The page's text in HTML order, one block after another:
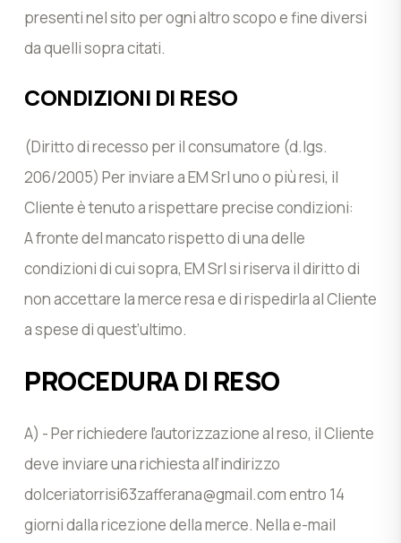
presenti nel sito per ogni altro scopo e fine diversi
da quelli sopra citati.
CONDIZIONI DI RESO
(Diritto di recesso per il consumatore (d.lgs.
206/2005) Per inviare a EM Srl uno o più resi, il
Cliente è tenuto a rispettare precise condizioni:
A fronte del mancato rispetto di una delle
condizioni di cui sopra, EM Srl si riserva il diritto di
non accettare la merce resa e di rispedirla al Cliente
a spese di quest’ultimo.
PROCEDURA DI RESO
A) - Per richiedere l’autorizzazione al reso, il Cliente
deve inviare una richiesta all’indirizzo
dolceriatorrisi63zafferana@gmail.comentro 14
giorni dalla ricezione della merce. Nella e-mail